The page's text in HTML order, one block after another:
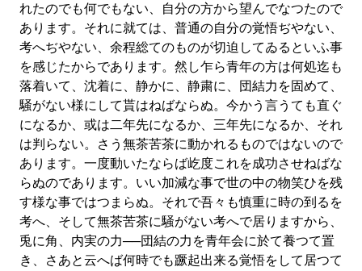
れたのでも何でもない、自分の方から望んでなつたので
あります。それに就ては、普通の自分の覚悟ぢやない、
考へぢやない、余程総てのものが切迫してゐるといふ事
を感じたからであります。然し乍ら青年の方は何処迄も
落着いて、沈着に、静かに、静粛に、団結力を固めて、
騒がない様にして貰はねばならぬ。今かう言うても直ぐ
になるか、或は二年先になるか、三年先になるか、それ
は判らない。さう無茶苦茶に動かれるものではないので
あります。一度動いたならば屹度これを成功させねばな
らぬのであります。いい加減な事で世の中の物笑ひを残
す様な事ではつまらぬ。それで吾々も慎重に時の到るを
考へ、そして無茶苦茶に騒がない考へで居りますから、
兎に角、内実の力──団結の力を青年会に於て養つて置
き、さあと云へば何時でも蹶起出来る覚悟をして居つて